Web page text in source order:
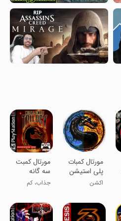
مورتال کمبات
پلی استیشن
1
اکشن
مورتال کمبت
سه گانه
جذاب، کم